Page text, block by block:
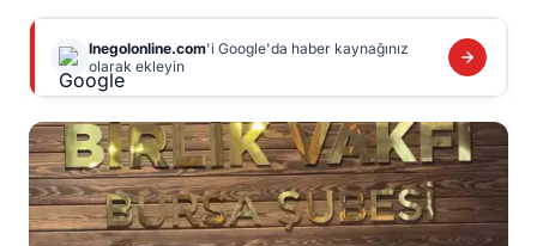
Inegolonline.com'i Google'da haber kaynağınız
olarak ekleyin